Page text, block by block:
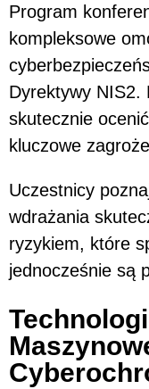
Program
kompleksowe
Dyrektywy NIS2.
skutecznie
kluczowe
Uczestnicy
wdrażania
ryzykiem, które
jednocześnie są